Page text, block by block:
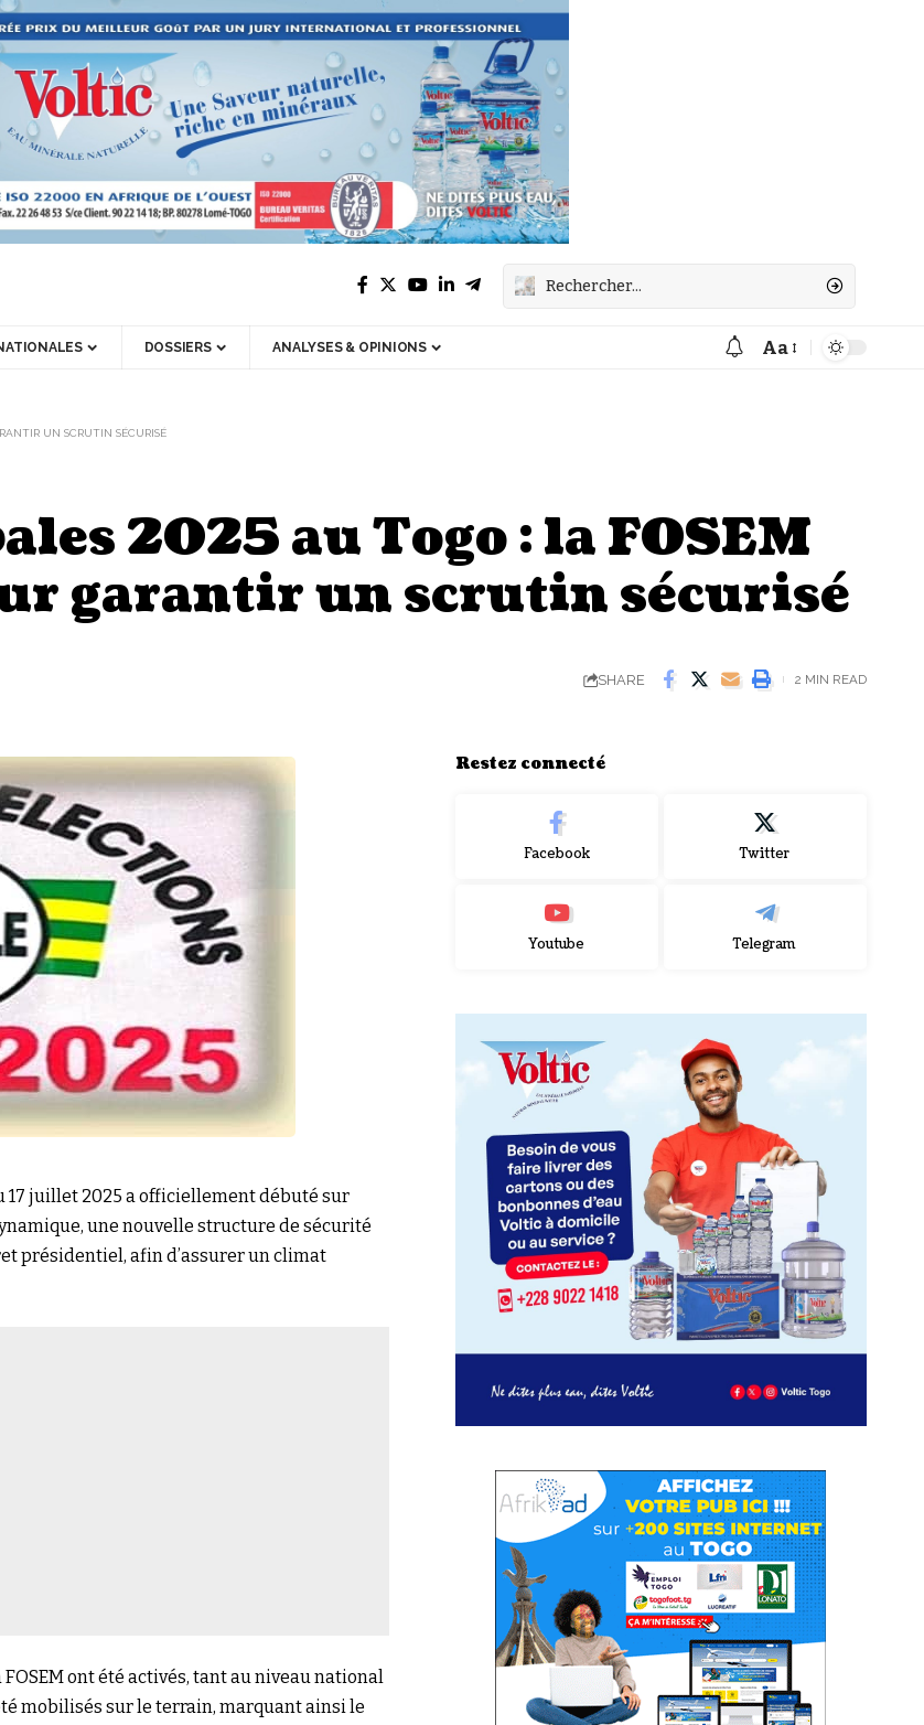
DOSSIERS ANALYSES & OPINIONS
Font
Aa
UN SCRUTIN SÉCURISÉ
2025 au Togo : la FOSEM
garantir un scrutin sécurisé
SHARE 2 MIN READ
17 juillet 2025 a officiellement débuté sur
une nouvelle structure de sécurité
présidentiel, afin d’assurer un climat
ont été activés, tant au niveau national
mobilisés sur le terrain, marquant ainsi le
Restez connecté
Facebook Twitter
Youtube Telegram